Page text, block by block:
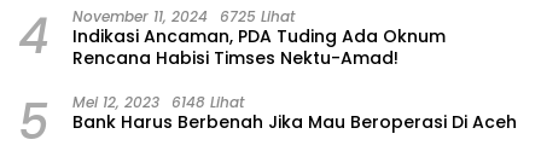
4 November 11, 2024 6725 Lihat
Indikasi Ancaman, PDA Tuding Ada Oknum
Rencana Habisi Timses Nektu-Amad!
5 Mei 12, 2023 6148 Lihat
Bank Harus Berbenah Jika Mau Beroperasi Di Aceh